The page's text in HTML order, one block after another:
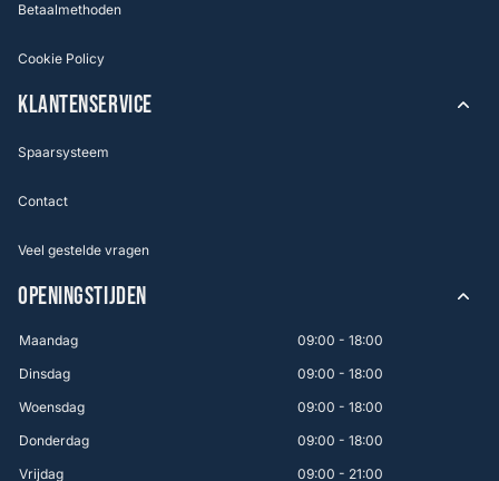
Betaalmethoden
Cookie Policy
KLANTENSERVICE
Spaarsysteem
Contact
Veel gestelde vragen
OPENINGSTIJDEN
Maandag
09:00 - 18:00
Dinsdag
09:00 - 18:00
Woensdag
09:00 - 18:00
Donderdag
09:00 - 18:00
Vrijdag
09:00 - 21:00